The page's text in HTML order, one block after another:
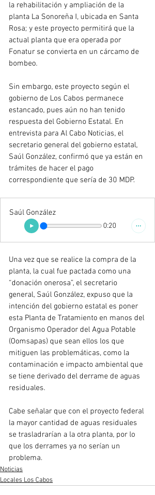
la rehabilitación y ampliación de la
planta La Sonoreña I, ubicada en Santa
Rosa; y este proyecto permitirá que la
actual planta que era operada por
Fonatur se convierta en un cárcamo de
bombeo.
Sin embargo, este proyecto según el
gobierno de Los Cabos permanece
estancado, pues aún no han tenido
respuesta del Gobierno Estatal. En
entrevista para Al Cabo Noticias, el
secretario general del gobierno estatal,
Saúl González, confirmó que ya están en
trámites de hacer el pago
correspondiente que sería de 30 MDP.
Saúl González
0:20
Una vez que se realice la compra de la
planta, la cual fue pactada como una
“donación onerosa”, el secretario
general, Saúl González, expuso que la
intención del gobierno estatal es poner
esta Planta de Tratamiento en manos del
Organismo Operador del Agua Potable
(Oomsapas) que sean ellos los que
mitiguen las problemáticas, como la
contaminación e impacto ambiental que
se tiene derivado del derrame de aguas
residuales.
Cabe señalar que con el proyecto federal
la mayor cantidad de aguas residuales
se trasladrarían a la otra planta, por lo
que los derrames ya no serían un
problema.
Noticias
Locales Los Cabos